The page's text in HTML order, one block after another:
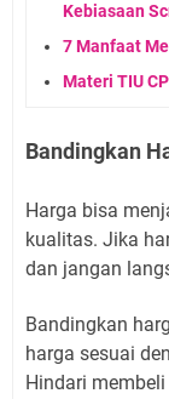
Kebiasaan
7 Manfaat
Materi TIU
Bandingkan
Harga bisa
kualitas. Jika
dan jangan
Bandingkan
harga sesuai
Hindari